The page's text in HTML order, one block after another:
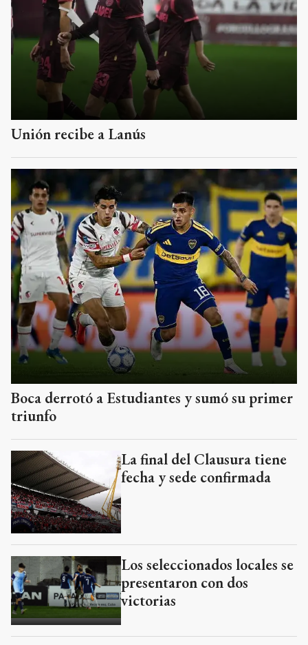
Unión recibe a Lanús
Boca derrotó a Estudiantes y sumó su primer
triunfo
La final del Clausura tiene
fecha y sede confirmada
Los seleccionados locales se
presentaron con dos
victorias